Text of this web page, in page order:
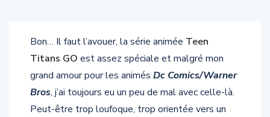
Bon… Il faut l’avouer, la série animée Teen
Titans GO est assez spéciale et malgré mon
grand amour pour les animés Dc Comics/Warner
Bros, j’ai toujours eu un peu de mal avec celle-là.
Peut-être trop loufoque, trop orientée vers un